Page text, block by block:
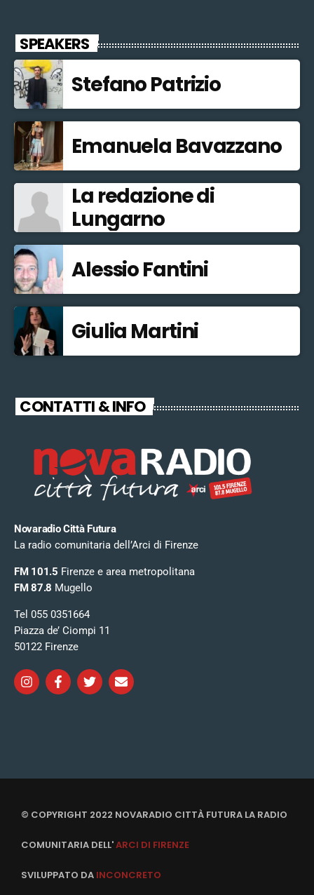
SPEAKERS
Stefano Patrizio
Emanuela Bavazzano
La redazione di
Lungarno
Alessio Fantini
Giulia Martini
CONTATTI & INFO
Novaradio Città Futura
La radio comunitaria dell’Arci di Firenze
FM 101.5 Firenze e area metropolitana
FM 87.8 Mugello
Tel 055 0351664
Piazza de’ Ciompi 11
50122 Firenze
© COPYRIGHT 2022 NOVARADIO CITTÀ FUTURA LA RADIO
COMUNITARIA DELL'ARCI DI FIRENZE
SVILUPPATO DA INCONCRETO